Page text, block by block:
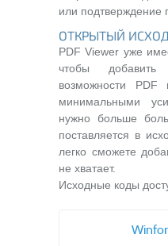
или подтверждение
ОТКРЫТЫЙ
PDF Viewer уже
чтобы добавить
возможности
минимальными
нужно больше
поставляется в
легко сможете
не хватает.
Исходные коды